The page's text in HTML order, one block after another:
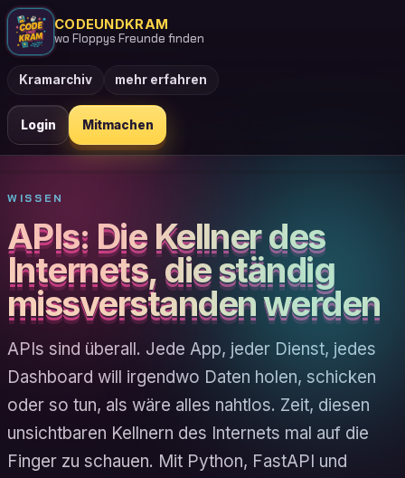
CODEUNDKRAM
wo Floppys Freunde finden
Kramarchiv mehr erfahren
Login Mitmachen
WISSEN
APIs: Die Kellner des
Internets, die ständig
missverstanden werden
APIs sind überall. Jede App, jeder Dienst, jedes
Dashboard will irgendwo Daten holen, schicken
oder so tun, als wäre alles nahtlos. Zeit, diesen
unsichtbaren Kellnern des Internets mal auf die
Finger zu schauen. Mit Python, FastAPI und